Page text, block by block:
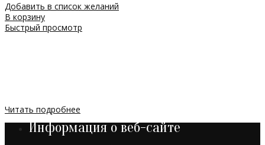
Добавить в список желаний
В корзину
Быстрый просмотр
Читать подробнее
Информация о веб-сайте